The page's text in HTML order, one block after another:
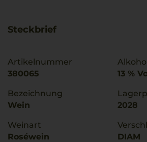
Steckbrief
Artikelnummer
380065
Bezeichnung
Wein
Weinart
Roséwein
13 %
2028
DIAM